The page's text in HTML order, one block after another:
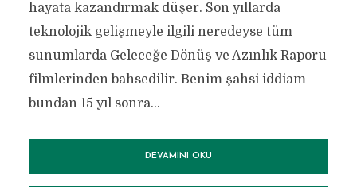
hayata kazandırmak düşer. Son yıllarda
teknolojik gelişmeyle ilgili neredeyse tüm
sunumlarda Geleceğe Dönüş ve Azınlık Raporu
filmlerinden bahsedilir. Benim şahsi iddiam
bundan 15 yıl sonra...
DEVAMINI OKU